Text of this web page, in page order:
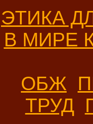
ЭТИКА
В МИРЕ
ОБЖ
ТРУД